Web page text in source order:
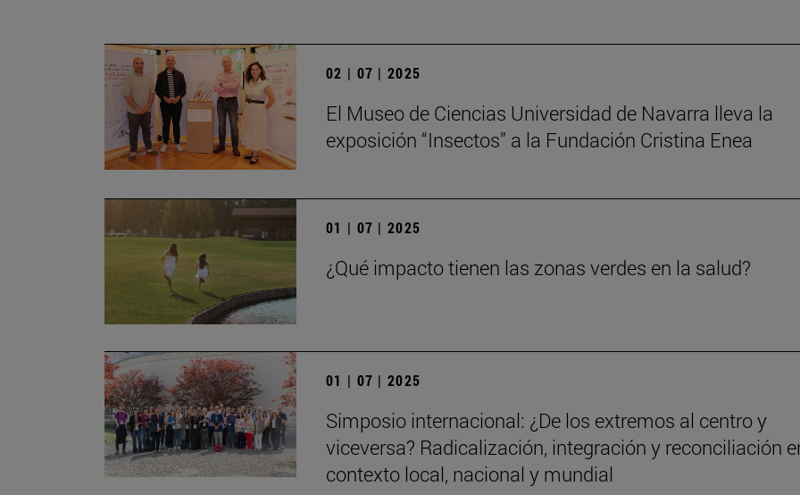
02 | 07 | 2025
El Museo de Ciencias Universidad de Navarra lleva la
exposición “Insectos” a la Fundación Cristina Enea
01 | 07 | 2025
¿Qué impacto tienen las zonas verdes en la salud?
01 | 07 | 2025
Simposio internacional: ¿De los extremos al centro y
viceversa? Radicalización, integración y reconciliación
contexto local, nacional y mundial